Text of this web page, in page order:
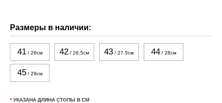
Размеры в наличии:
41/ 26см 42 / 26.5см 43 / 27.5см 44/ 28см
45/ 29см
* УКАЗАНА ДЛИНА СТОПЫ В СМ